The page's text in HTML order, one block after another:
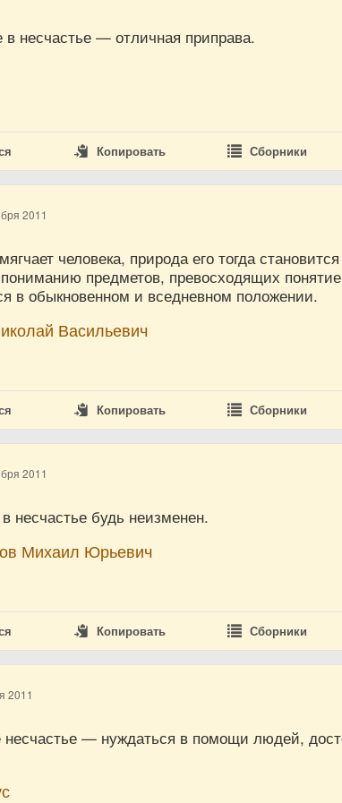
в несчастье — отличная приправа.
Копировать Сборники
2011
человека, природа его тогда
предметов, превосходящих
в обыкновенном и вседневном положении.
Васильевич
Копировать Сборники
2011
несчастье будь неизменен.
Михаил Юрьевич
Копировать Сборники
2011
— нуждаться в помощи людей,